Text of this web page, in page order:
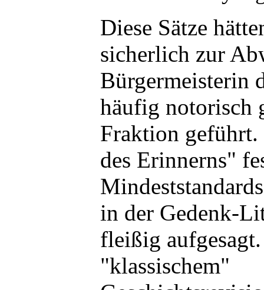
Diese Sätze
sicherlich zur
Bürgermeisterin
häufig notorisch
Fraktion
des Erinnerns"
in der Gedenk-
fleißig
"klassischem"